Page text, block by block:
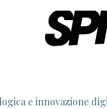
e innovazione